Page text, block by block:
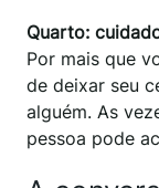
Quarto:
Por mais que
de deixar seu
alguém. As
pessoa pode